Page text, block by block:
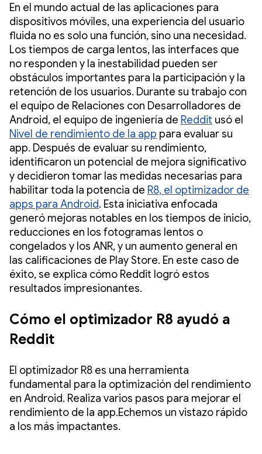
En el mundo actual de las aplicaciones para
dispositivos móviles, una experiencia del usuario
fluida no es solo una función, sino una necesidad.
Los tiempos de carga lentos, las interfaces que
no responden y la inestabilidad pueden ser
obstáculos importantes para la participación y la
retención de los usuarios. Durante su trabajo con
el equipo de Relaciones con Desarrolladores de
Android, el equipo de ingeniería de Reddit usó el
Nivel de rendimiento de la app para evaluar su
app. Después de evaluar su rendimiento,
identificaron un potencial de mejora significativo
y decidieron tomar las medidas necesarias para
habilitar toda la potencia de R8, el optimizador de
apps para Android. Esta iniciativa enfocada
generó mejoras notables en los tiempos de inicio,
reducciones en los fotogramas lentos o
congelados y los ANR, y un aumento general en
las calificaciones de Play Store. En este caso de
éxito, se explica cómo Reddit logró estos
resultados impresionantes.
Cómo el optimizador R8 ayudó a
Reddit
El optimizador R8 es una herramienta
fundamental para la optimización del rendimiento
en Android. Realiza varios pasos para mejorar el
rendimiento de la app.Echemos un vistazo rápido
a los más impactantes.